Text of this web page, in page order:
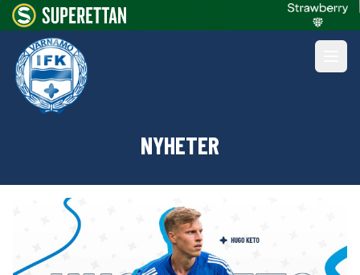
NYHETER